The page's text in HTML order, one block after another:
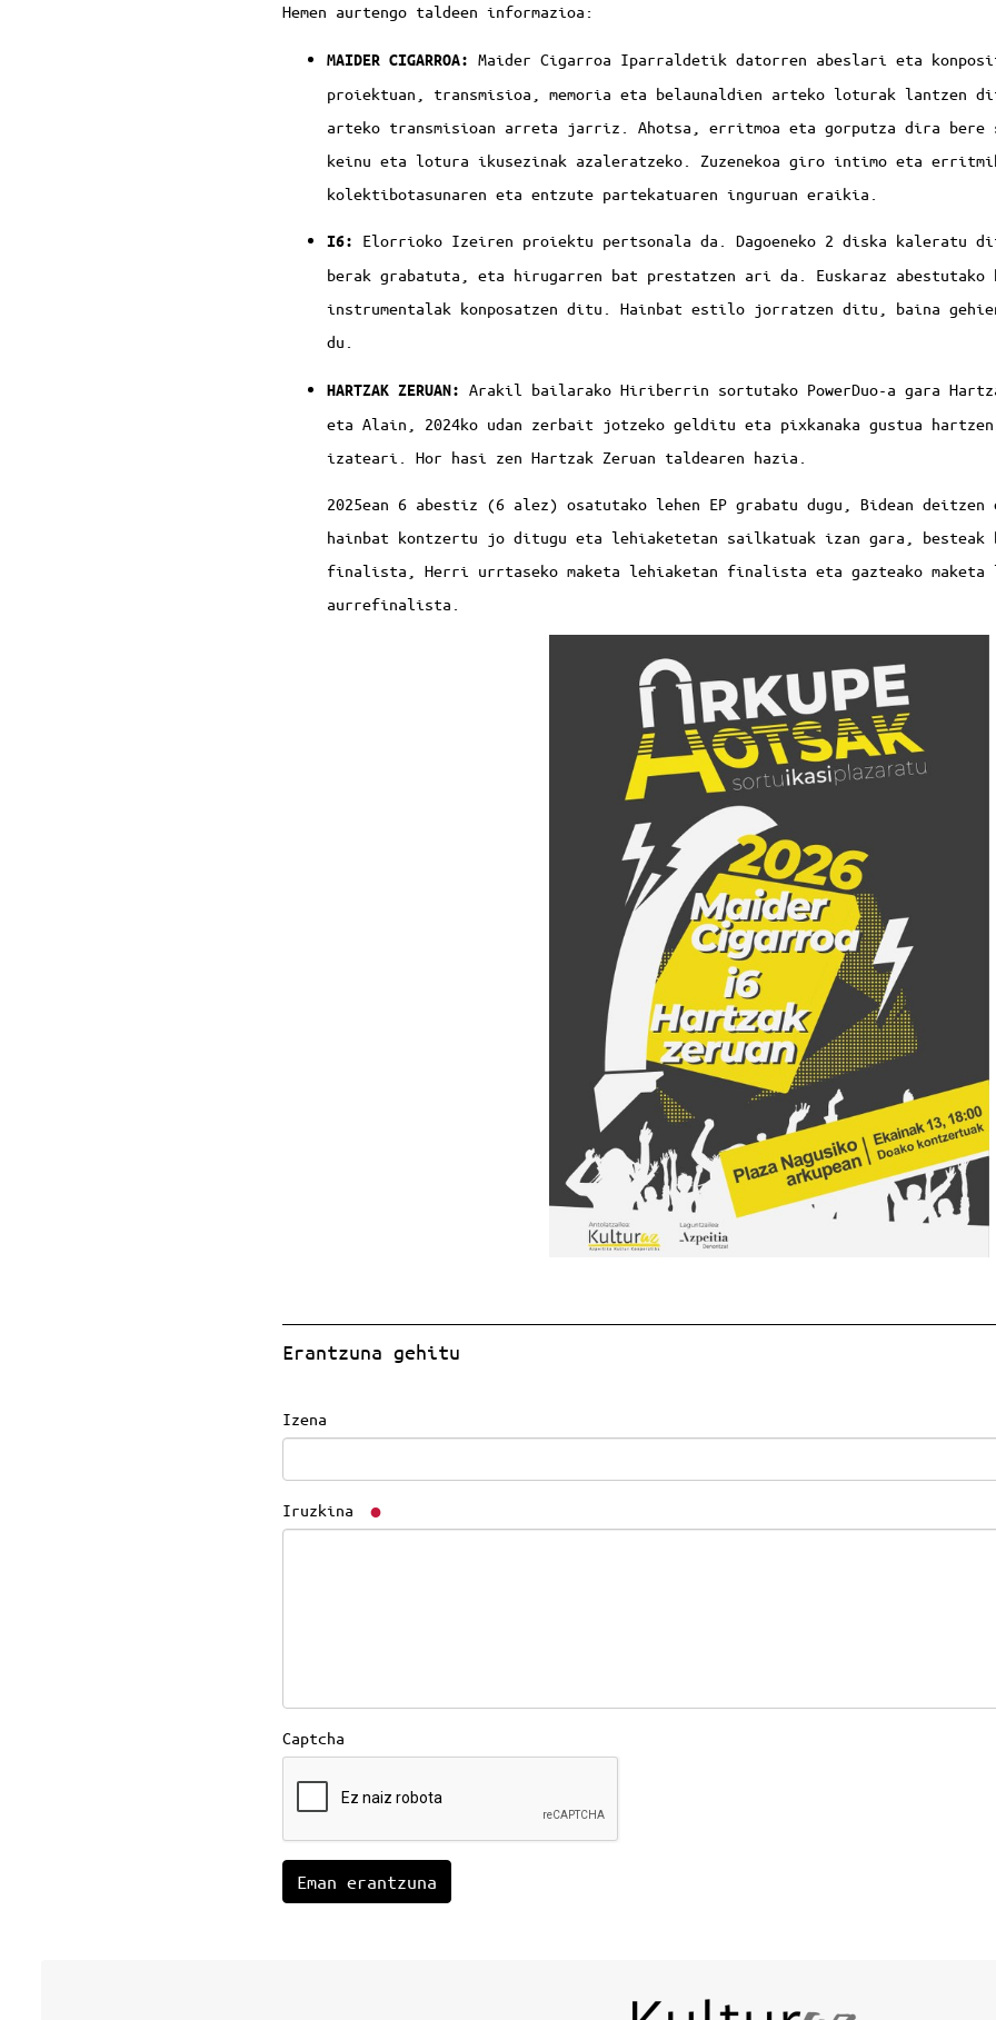
Hemen aurtengo taldeen informazioa:
MAIDER CIGARROA: Maider Cigarroa Iparraldetik datorren abeslari eta
proiektuan, transmisioa, memoria eta belaunaldien arteko loturak lantzen
arteko transmisioan arreta jarriz. Ahotsa, erritmoa eta gorputza dira bere
keinu eta lotura ikusezinak azaleratzeko. Zuzenekoa giro intimo eta
kolektibotasunaren eta entzute partekatuaren inguruan eraikia.
I6: Elorrioko Izeiren proiektu pertsonala da. Dagoeneko 2 diska kaleratu
berak grabatuta, eta hirugarren bat prestatzen ari da. Euskaraz abestutako
instrumentalak konposatzen ditu. Hainbat estilo jorratzen ditu, baina
du.
HARTZAK ZERUAN: Arakil bailarako Hiriberrin sortutako PowerDuo-a gara
eta Alain, 2024ko udan zerbait jotzeko gelditu eta pixkanaka gustua
izateari. Hor hasi zen Hartzak Zeruan taldearen hazia.
2025ean 6 abestiz (6 alez) osatutako lehen EP grabatu dugu, Bidean deitzen
hainbat kontzertu jo ditugu eta lehiaketetan sailkatuak izan gara, besteak
finalista, Herri urrtaseko maketa lehiaketan finalista eta gazteako maketa
aurrefinalista.
Erantzuna gehitu
Izena
Iruzkina
Captcha